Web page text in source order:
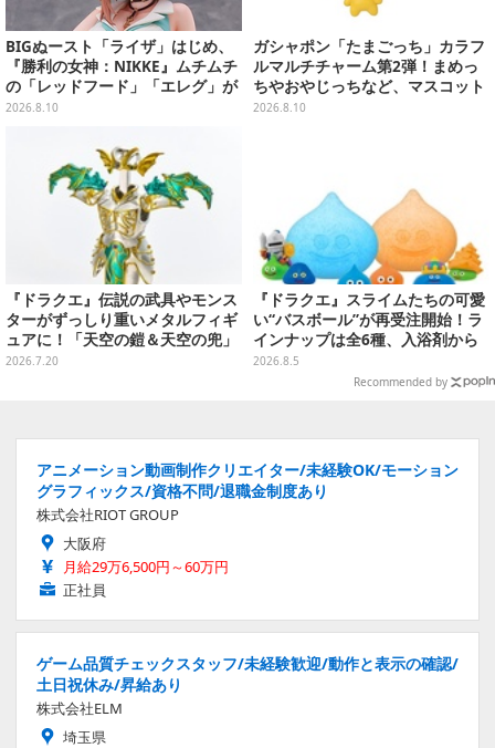
BIGぬースト「ライザ」はじめ、
『勝利の女神：NIKKE』ムチムチ
の「レッドフード」「エレグ」が
上位に！7月あみあみフィギュア
2026.8.10
ガシャポン「たまごっち」カラフ
ルマルチチャーム第2弾！まめっ
ちやおやじっちなど、マスコット
＆バンドの色がリンクした全6種
2026.8.10
『ドラクエ』伝説の武具やモンス
ターがずっしり重いメタルフィギ
ュアに！「天空の鎧＆天空の兜」
など全7種類
2026.7.20
『ドラクエ』スライムたちの可愛
い“バスボール”が再受注開始！ラ
インナップは全6種、入浴剤から
モンスターのフィギュアが出てく
2026.8.5
Recommended by
アニメーション動画制作クリエイター/未経験OK/モーション
グラフィックス/資格不問/退職金制度あり
株式会社RIOT GROUP
大阪府
月給29万6,500円～60万円
正社員
ゲーム品質チェックスタッフ/未経験歓迎/動作と表示の確認/
土日祝休み/昇給あり
株式会社ELM
埼玉県